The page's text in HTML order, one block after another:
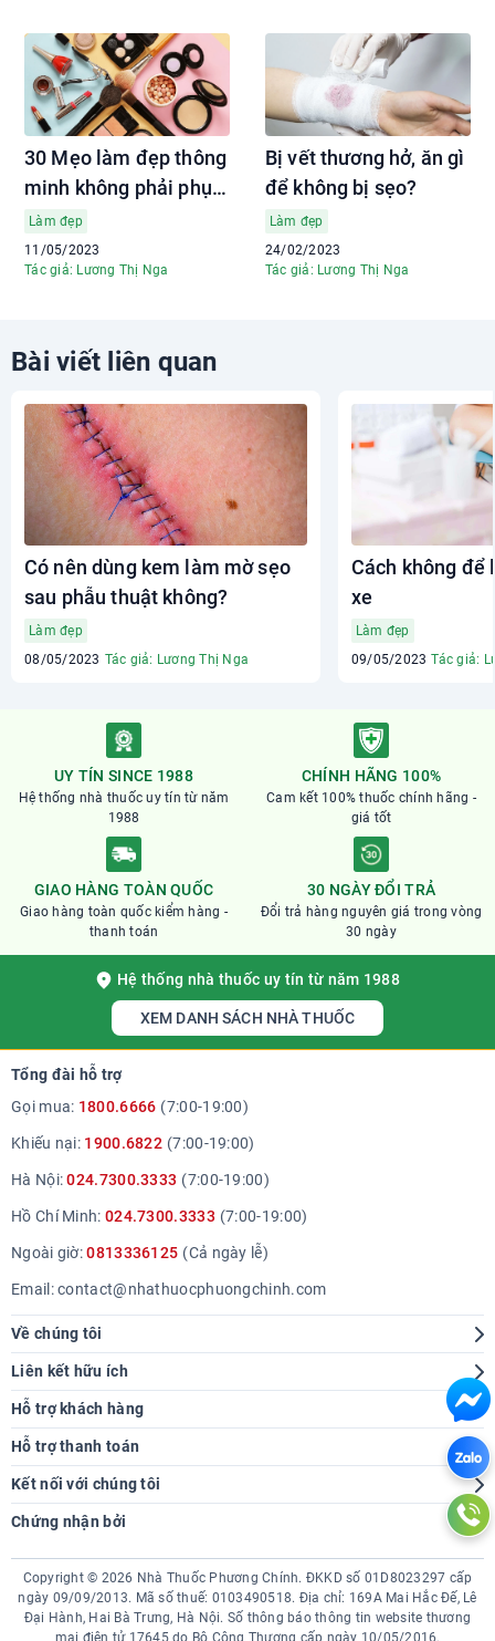
30 Mẹo làm đẹp thông
minh không phải phụ
nữ nào cũng biết
Làm đẹp
11/05/2023
Tác giả: Lương Thị Nga
Bị vết thương hở, ăn gì
để không bị sẹo?
Làm đẹp
24/02/2023
Tác giả: Lương Thị Nga
Bài viết liên quan
Có nên dùng kem làm mờ sẹo
sau phẫu thuật không?
Làm đẹp
08/05/2023 Tác giả: Lương Thị Nga
Cách không để
xe
Làm đẹp
09/05/2023 Tác giả:
UY TÍN SINCE 1988
Hệ thống nhà thuốc uy tín từ năm
1988
CHÍNH HÃNG 100%
Cam kết 100% thuốc chính hãng -
giá tốt
GIAO HÀNG TOÀN QUỐC
Giao hàng toàn quốc kiểm hàng -
thanh toán
30 NGÀY ĐỔI TRẢ
Đổi trả hàng nguyên giá trong vòng
30 ngày
Hệ thống nhà thuốc uy tín từ năm 1988
XEM DANH SÁCH NHÀ THUỐC
Tổng đài hỗ trợ
Gọi mua: 1800.6666 (7:00-19:00)
Khiếu nại: 1900.6822 (7:00-19:00)
Hà Nội:024.7300.3333 (7:00-19:00)
Hồ Chí Minh: 024.7300.3333 (7:00-19:00)
Ngoài giờ:0813336125 (Cả ngày lễ)
Email:contact@nhathuocphuongchinh.com
Về chúng tôi
Giới thiệu
Hệ thống cửa hàng
Báo chí nói về chúng tôi
Thông tin tuyển dụng
Liên hệ hợp tác
Liên kết hữu ích
Tra cứu bệnh
Góc sức khoẻ
Hỗ trợ khách hàng
Hướng dẫn mua hàng
Chính sách giao hàng
Chính sách thanh toán
Chính sách tích điểm
Chính sách bảo hành đổi trả
Chính sách bảo mật
Hỗ trợ thanh toán
Kết nối với chúng tôi
Chứng nhận bởi
Copyright © 2026 Nhà Thuốc Phương Chính. ĐKKD số 01D8023297 cấp
ngày 09/09/2013. Mã số thuế: 0103490518. Địa chỉ: 169A Mai Hắc Đế, Lê
Đại Hành, Hai Bà Trưng, Hà Nội. Số thông báo thông tin website thương